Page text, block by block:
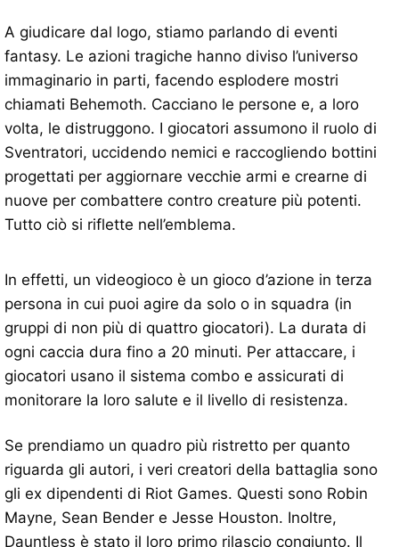
A giudicare dal logo, stiamo parlando di eventi
fantasy. Le azioni tragiche hanno diviso l’universo
immaginario in parti, facendo esplodere mostri
chiamati Behemoth. Cacciano le persone e, a loro
volta, le distruggono. I giocatori assumono il ruolo di
Sventratori, uccidendo nemici e raccogliendo bottini
progettati per aggiornare vecchie armi e crearne di
nuove per combattere contro creature più potenti.
Tutto ciò si riflette nell’emblema.
In effetti, un videogioco è un gioco d’azione in terza
persona in cui puoi agire da solo o in squadra (in
gruppi di non più di quattro giocatori). La durata di
ogni caccia dura fino a 20 minuti. Per attaccare, i
giocatori usano il sistema combo e assicurati di
monitorare la loro salute e il livello di resistenza.
Se prendiamo un quadro più ristretto per quanto
riguarda gli autori, i veri creatori della battaglia sono
gli ex dipendenti di Riot Games. Questi sono Robin
Mayne, Sean Bender e Jesse Houston. Inoltre,
Dauntless è stato il loro primo rilascio congiunto. Il